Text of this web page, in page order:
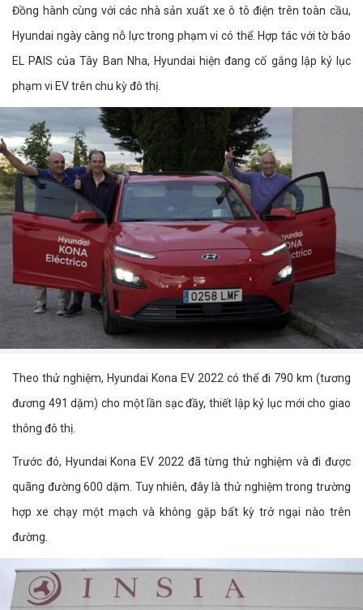
Đồng hành cùng với các nhà sản xuất xe ô tô điện trên toàn cầu,
Hyundai ngày càng nỗ lực trong phạm vi có thể. Hợp tác với tờ báo
EL PAIS của Tây Ban Nha, Hyundai hiện đang cố gắng lập kỷ lục
phạm vi EV trên chu kỳ đô thị.
Theo thử nghiệm, Hyundai Kona EV 2022 có thể đi 790 km (tương
đương 491 dặm) cho một lần sạc đầy, thiết lập kỷ lục mới cho giao
thông đô thị.
Trước đó, Hyundai Kona EV 2022 đã từng thử nghiệm và đi được
quãng đường 600 dặm. Tuy nhiên, đây là thử nghiệm trong trường
hợp xe chạy một mạch và không gặp bất kỳ trở ngại nào trên
đường.